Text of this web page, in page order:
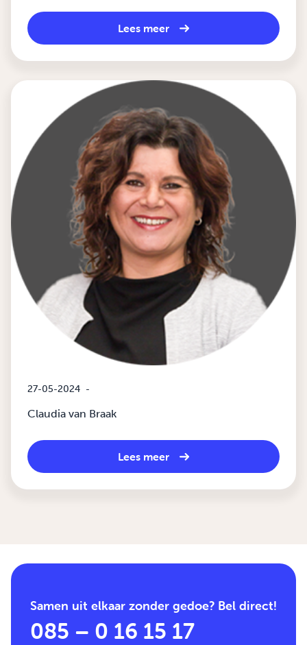
Lees meer
27-05-2024 -
Claudia van Braak
Lees meer
Samen uit elkaar zonder gedoe? Bel direct!
085 – 0 16 15 17